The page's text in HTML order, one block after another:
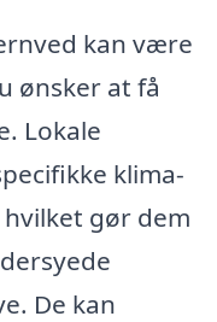
kan være
ønsker at få
Lokale
klima-
gør dem
De kan